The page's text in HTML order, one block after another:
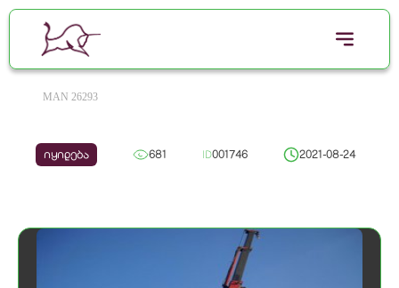
MAN 26293
იყიდება 681 ID001746 2021-08-24